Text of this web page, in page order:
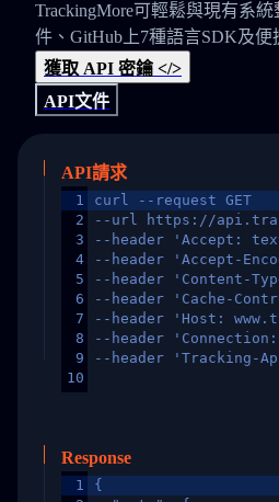
TrackingMore可輕鬆與現有系
件、GitHub上7種語言SDK及便
獲取 API 密鑰 </>
API文件
API請求
1
2
3
4
5
6
7
8
9
10
curl --request GET
--url https://
--header 'Accept:
--header 'Accept-
--header 'Content-
--header 'Cache-
--header 'Host:
--header
--header 'Tracking-
Response
1
{